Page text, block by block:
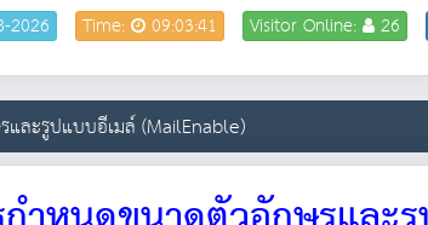
2026 Time: 09:03:41 Visitor Online: 26
ละรูปแบบอีเมล์ (MailEnable)